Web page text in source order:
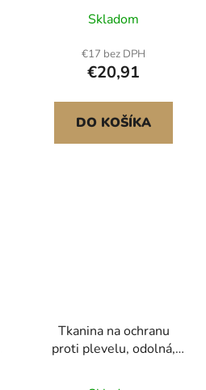
autosedačka pro domácí
mazlíčky do loketní
opěrky s připínacím
vodítkem, nastavitelné
popruhy, nosnost až 3,6
kg, tmavě šedá
Skladom
€17 bez DPH
€20,91
DO KOŠÍKA
Tkanina na ochranu
proti plevelu, odolná,
zahradní tkanina, tkané